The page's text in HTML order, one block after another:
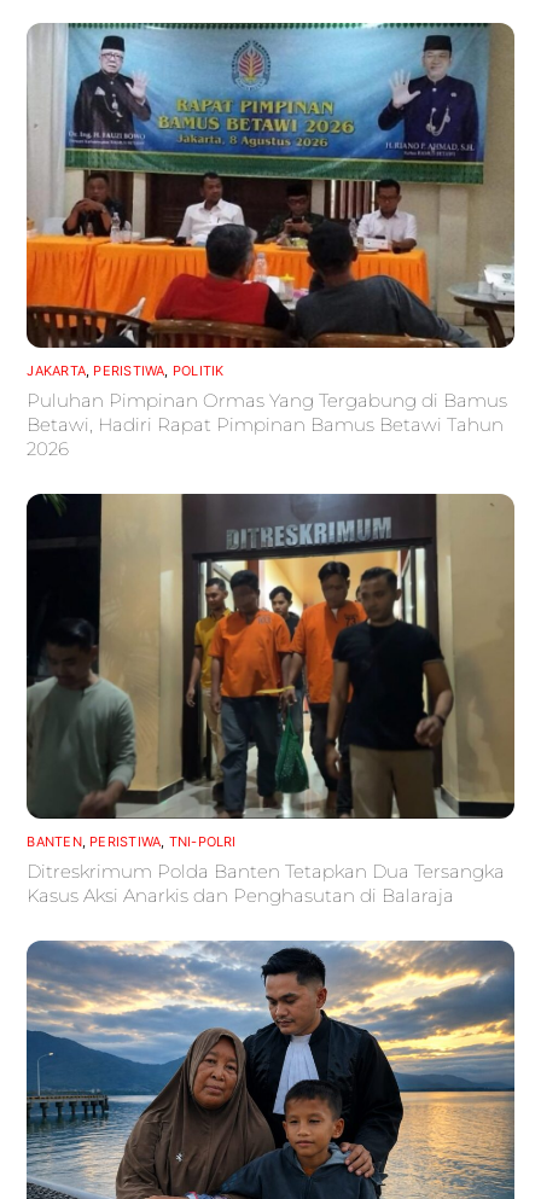
JAKARTA, PERISTIWA, POLITIK
Puluhan Pimpinan Ormas Yang Tergabung di Bamus
Betawi, Hadiri Rapat Pimpinan Bamus Betawi Tahun
2026
BANTEN, PERISTIWA, TNI-POLRI
Ditreskrimum Polda Banten Tetapkan Dua Tersangka
Kasus Aksi Anarkis dan Penghasutan di Balaraja